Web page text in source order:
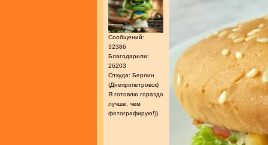
Сообщений:
32386
Благодарили:
26203
Откуда: Берлин
(Днепропетровск)
Я готовлю гораздо
лучше, чем
фотографирую!))